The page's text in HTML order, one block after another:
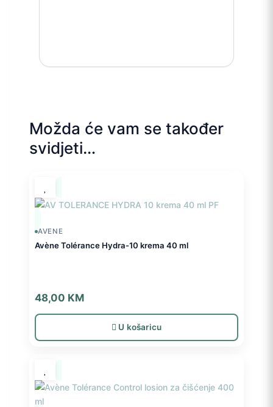
Možda će vam se također
svidjeti…
AVENE
Avène Tolérance Hydra-10 krema 40 ml
48,00 KM
U košaricu